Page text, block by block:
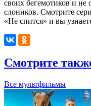
своих бегемотиков и
слоников. Смотрите
«Не спится» и вы
Смотрите
Все мультфильмы